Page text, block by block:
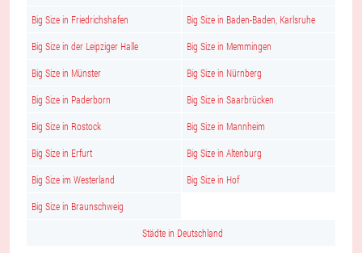
Big Size in Friedrichshafen Big Size in Baden-Baden, Karlsruhe
Big Size in der Leipziger Halle Big Size in Memmingen
Big Size in Münster Big Size in Nürnberg
Big Size in Paderborn Big Size in Saarbrücken
Big Size in Rostock Big Size in Mannheim
Big Size in Erfurt Big Size in Altenburg
Big Size im Westerland Big Size in Hof
Big Size in Braunschweig
Städte in Deutschland